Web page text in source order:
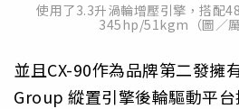
使用了3.3升渦輪增壓引擎，搭配
345hp/51kgm（圖／
並且CX-90作為品牌第二發
Group 縱置引擎後輪驅動平